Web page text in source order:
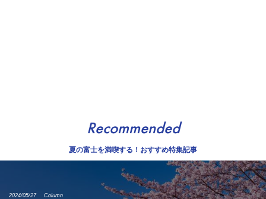
Recommended
夏の富士を満喫する！おすすめ特集記事
2024/05/27 Column